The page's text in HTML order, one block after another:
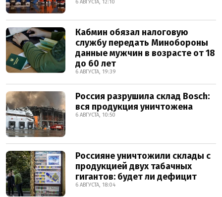
6 АВГУСТА, 12:10
Кабмин обязал налоговую
службу передать Минобороны
данные мужчин в возрасте от 18
до 60 лет
6 АВГУСТА, 19:39
Россия разрушила склад Bosch:
вся продукция уничтожена
6 АВГУСТА, 10:50
Россияне уничтожили склады с
продукцией двух табачных
гигантов: будет ли дефицит
6 АВГУСТА, 18:04